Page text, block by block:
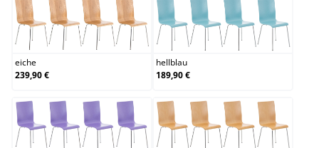
eiche
eiche
239,90 €
hellblau
hellblau
189,90 €
lila natura